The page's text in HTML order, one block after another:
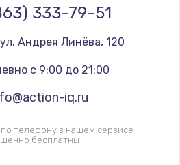
333-79-51
ул. Андрея Линёва, 120
с 9:00 до 21:00
iq.ru
телефону в нашем сервисе
бесплатны